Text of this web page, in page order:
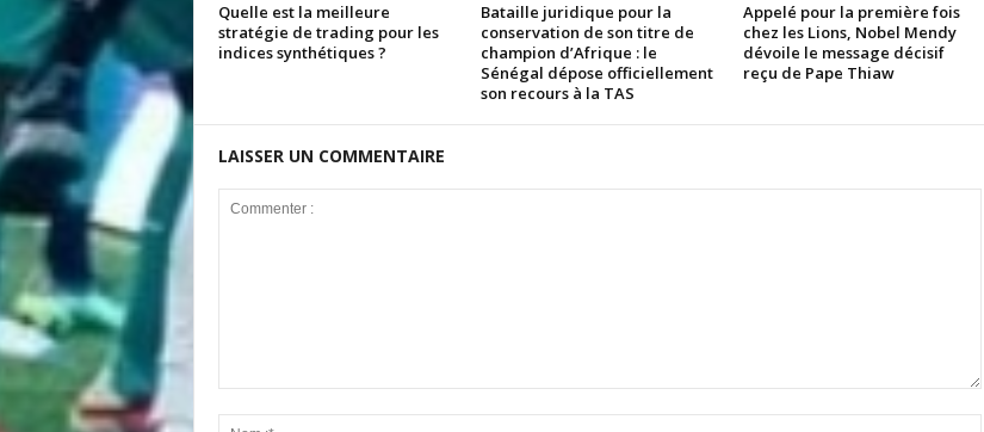
Quelle est la meilleure
stratégie de trading pour les
indices synthétiques ?
Bataille juridique pour la
conservation de son titre de
champion d’Afrique : le
Sénégal dépose officiellement
son recours à la TAS
Appelé pour la première fois
chez les Lions, Nobel Mendy
dévoile le message décisif
reçu de Pape Thiaw
LAISSER UN COMMENTAIRE